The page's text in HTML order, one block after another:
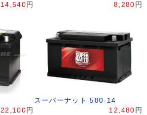
14,540円
8,280 円
22,100 円
スーパーナット 580-14
12,480 円